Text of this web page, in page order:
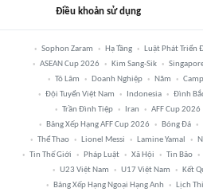
Điều khoản sử dụng
Sophon Zaram Hạ Tầng Luật Phát Triển
ASEAN Cup 2026
Kim Sang-Sik
Tô Lâm
Doanh Nghiệp Năm
Đội Tuyển Việt Nam
Indonesia Đình
Trần Đình Tiệp
Iran AFF Cup 2026
Bảng Xếp Hạng AFF Cup 2026
Bóng Đá
Thể Thao
Lionel Messi Lamine Yamal
Tin Thế Giới
Pháp Luật Xã Hội Tin Bão
U23 Việt Nam
U17 Việt Nam Kết
Bảng Xếp Hạng Ngoại Hạng Anh
Lịch